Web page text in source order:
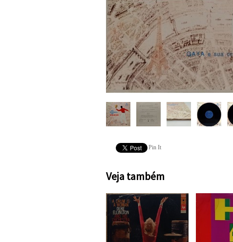
Pin It
Veja também